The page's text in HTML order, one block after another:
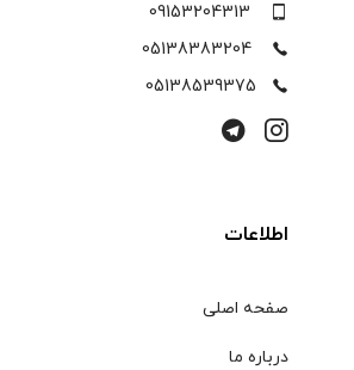
09153204313
05138383204
05138539375
اطلاعات
صفحه اصلی
درباره ما